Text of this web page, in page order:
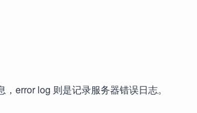
error log 则是记录服务器错误日志。